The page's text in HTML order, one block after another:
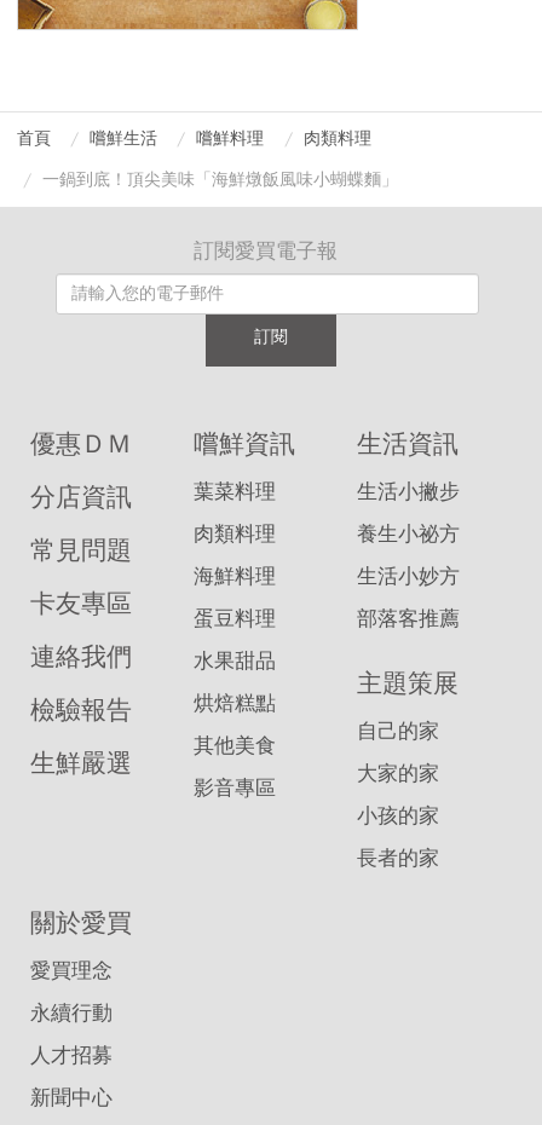
首頁 嚐鮮生活 嚐鮮料理
肉類料理
一鍋到底！頂尖美味「海鮮燉飯風味小蝴蝶麵」
訂閱愛買電子報
訂閱
優惠ＤＭ
分店資訊
常見問題
卡友專區
連絡我們
檢驗報告
生鮮嚴選
嚐鮮資訊
葉菜料理
肉類料理
海鮮料理
蛋豆料理
水果甜品
烘焙糕點
其他美食
影音專區
生活資訊
生活小撇步
養生小祕方
生活小妙方
部落客推薦
主題策展
自己的家
大家的家
小孩的家
長者的家
關於愛買
愛買理念
永續行動
人才招募
新聞中心